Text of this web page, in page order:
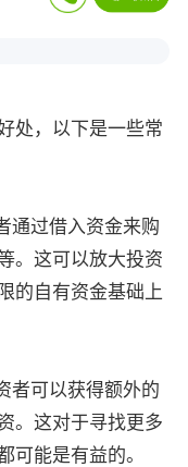
处，以下是一些常
通过借入资金来购
。这可以放大投资
的自有资金基础上
者可以获得额外的
。这对于寻找更多
可能是有益的。